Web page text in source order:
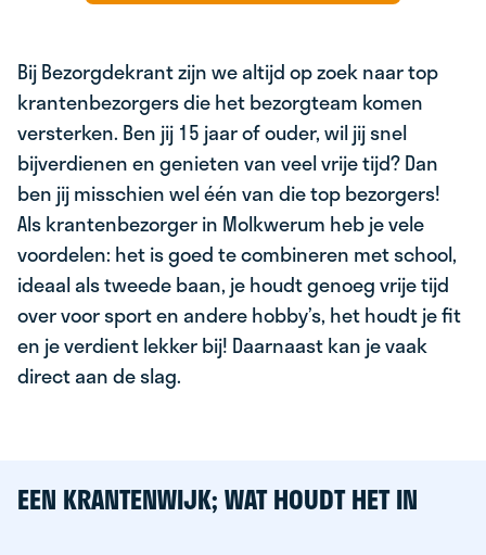
Bij Bezorgdekrant zijn we altijd op zoek naar top
krantenbezorgers die het bezorgteam komen
versterken. Ben jij 15 jaar of ouder, wil jij snel
bijverdienen en genieten van veel vrije tijd? Dan
ben jij misschien wel één van die top bezorgers!
Als krantenbezorger in Molkwerum heb je vele
voordelen: het is goed te combineren met school,
ideaal als tweede baan, je houdt genoeg vrije tijd
over voor sport en andere hobby’s, het houdt je fit
en je verdient lekker bij! Daarnaast kan je vaak
direct aan de slag.
EEN KRANTENWIJK; WAT HOUDT HET IN